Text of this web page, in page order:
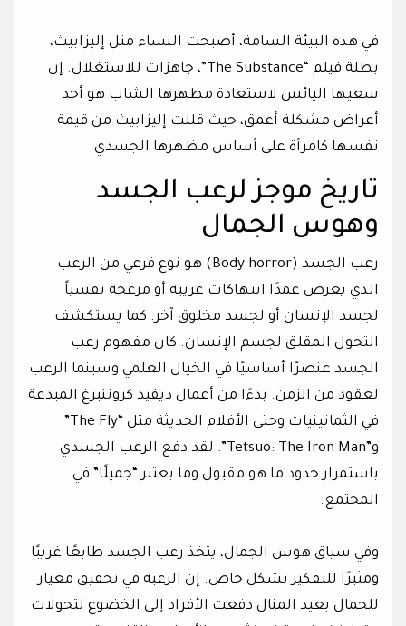
في هذه البيئة السامة، أصبحت النساء مثل إليزابيث،
بطلة فيلم “The Substance”، جاهزات للاستغلال. إن
سعيها اليائس لاستعادة مظهرها الشاب هو أحد
أعراض مشكلة أعمق، حيث قللت إليزابيث من قيمة
نفسها كامرأة على أساس مظهرها الجسدي.
تاريخ موجز لرعب الجسد
وهوس الجمال
رعب الجسد (Body horror) هو نوع فرعي من الرعب
الذي يعرض عمدًا انتهاكات غريبة أو مزعجة نفسياً
لجسد الإنسان أو لجسد مخلوق آخر. كما يستكشف
التحول المقلق لجسم الإنسان. كان مفهوم رعب
الجسد عنصرًا أساسيًا في الخيال العلمي وسينما الرعب
لعقود من الزمن. بدءًا من أعمال ديفيد كروننبرغ المبدعة
في الثمانينيات وحتى الأفلام الحديثة مثل “The Fly”
و”Tetsuo: The Iron Man”. لقد دفع الرعب الجسدي
باستمرار حدود ما هو مقبول وما يعتبر “جميلًا” في
المجتمع.
وفي سياق هوس الجمال، يتخذ رعب الجسد طابعًا غريبًا
ومثيرًا للتفكير بشكل خاص. إن الرغبة في تحقيق معيار
للجمال بعيد المنال دفعت الأفراد إلى الخضوع لتحولات